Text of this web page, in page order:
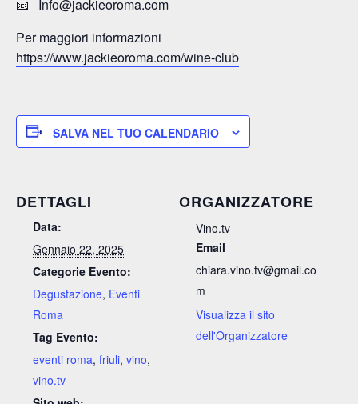
📧 Info@jackieoroma.com
Per maggiori informazioni
https://www.jackieoroma.com/wine-club
SALVA NEL TUO CALENDARIO
DETTAGLI
Data:
Gennaio 22, 2025
Categorie Evento:
Degustazione, Eventi
Roma
Tag Evento:
eventi roma, friuli, vino,
vino.tv
ORGANIZZATORE
Vino.tv
Email
chiara.vino.tv@gmail.co
m
Visualizza il sito
dell'Organizzatore